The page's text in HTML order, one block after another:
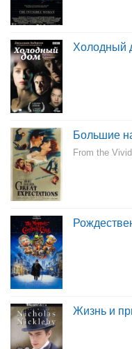
Холодный
Большие
From the
Жизнь и